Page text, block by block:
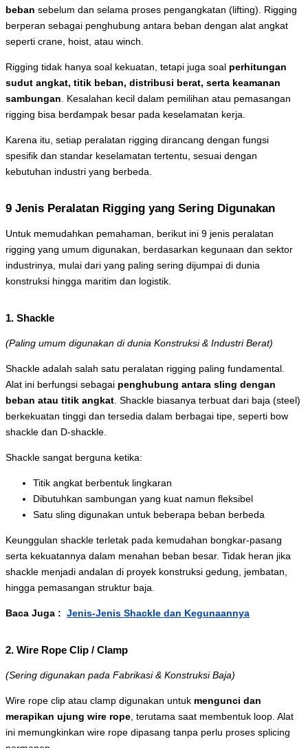
beban sebelum dan selama proses pengangkatan (lifting). Rigging
berperan sebagai penghubung antara beban dengan alat angkat
seperti crane, hoist, atau winch.
Rigging tidak hanya soal kekuatan, tetapi juga soal perhitungan
sudut angkat, titik beban, distribusi berat, serta keamanan
sambungan . Kesalahan kecil dalam pemilihan atau pemasangan
rigging bisa berdampak besar pada keselamatan kerja.
Karena itu, setiap peralatan rigging dirancang dengan fungsi
spesifik dan standar keselamatan tertentu, sesuai dengan
kebutuhan industri yang berbeda.
9 Jenis Peralatan Rigging yang Sering Digunakan
Untuk memudahkan pemahaman, berikut ini 9 jenis peralatan
rigging yang umum digunakan, berdasarkan kegunaan dan sektor
industrinya, mulai dari yang paling sering dijumpai di dunia
konstruksi hingga maritim dan logistik.
1. Shackle
(Paling umum digunakan di dunia Konstruksi & Industri Berat)
Shackle adalah salah satu peralatan rigging paling fundamental.
Alat ini berfungsi sebagai penghubung antara sling dengan
beban atau titik angkat . Shackle biasanya terbuat dari baja (steel)
berkekuatan tinggi dan tersedia dalam berbagai tipe, seperti bow
shackle dan D-shackle.
Shackle sangat berguna ketika:
Titik angkat berbentuk lingkaran
Dibutuhkan sambungan yang kuat namun fleksibel
Satu sling digunakan untuk beberapa beban berbeda
Keunggulan shackle terletak pada kemudahan bongkar-pasang
serta kekuatannya dalam menahan beban besar. Tidak heran jika
shackle menjadi andalan di proyek konstruksi gedung, jembatan,
hingga pemasangan struktur baja.
Baca Juga : Jenis-Jenis Shackle dan Kegunaannya
2. Wire Rope Clip / Clamp
(Sering digunakan pada Fabrikasi & Konstruksi Baja)
Wire rope clip atau clamp digunakan untuk mengunci dan
merapikan ujung wire rope , terutama saat membentuk loop. Alat
ini memungkinkan wire rope dipasang tanpa perlu proses splicing